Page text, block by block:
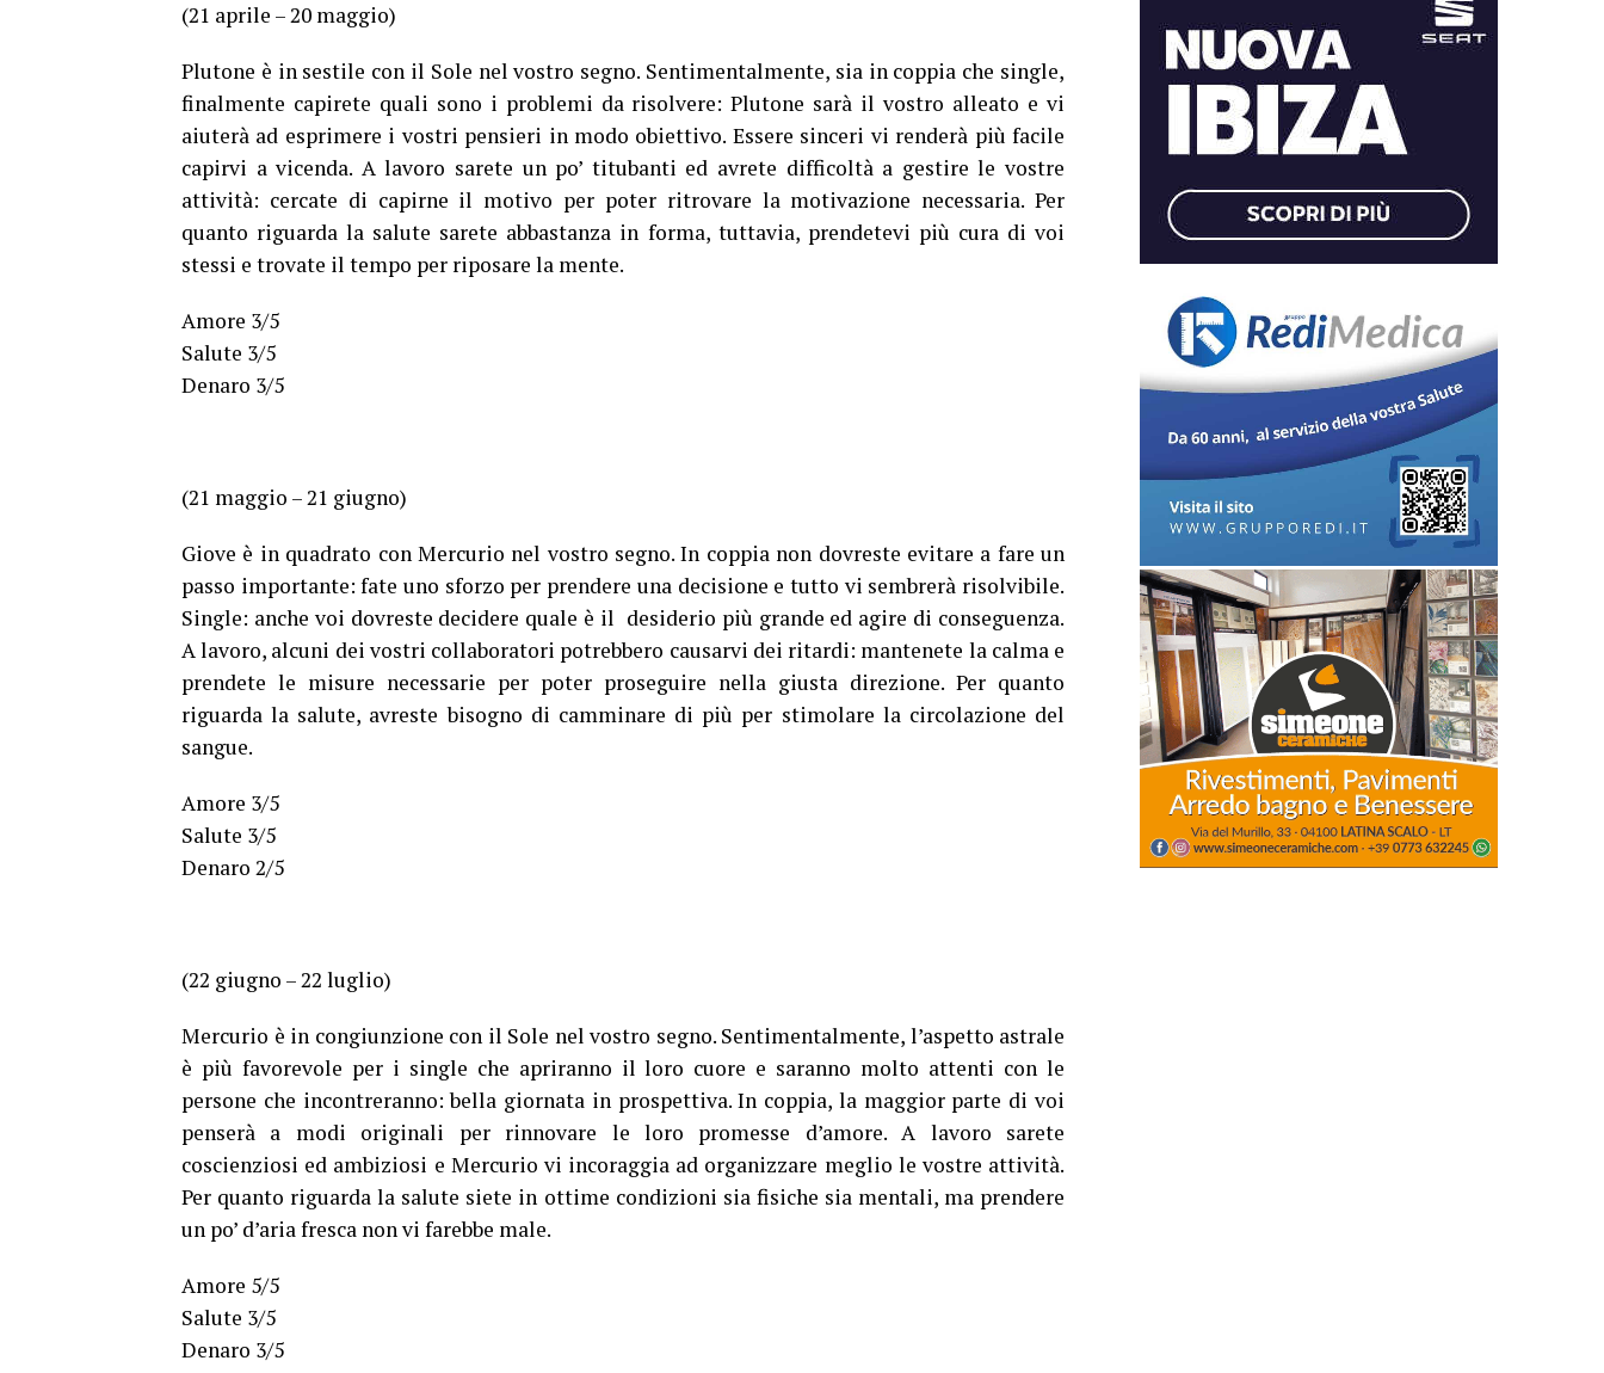
(21 aprile – 20 maggio)
Plutone è in sestile con il Sole nel vostro segno. Sentimentalmente, sia in coppia che single,
finalmente capirete quali sono i problemi da risolvere: Plutone sarà il vostro alleato e vi
aiuterà ad esprimere i vostri pensieri in modo obiettivo. Essere sinceri vi renderà più facile
capirvi a vicenda. A lavoro sarete un po’ titubanti ed avrete difficoltà a gestire le vostre
attività: cercate di capirne il motivo per poter ritrovare la motivazione necessaria. Per
quanto riguarda la salute sarete abbastanza in forma, tuttavia, prendetevi più cura di voi
stessi e trovate il tempo per riposare la mente.
Amore 3/5
Salute 3/5
Denaro 3/5
(21 maggio – 21 giugno)
Giove è in quadrato con Mercurio nel vostro segno. In coppia non dovreste evitare a fare un
passo importante: fate uno sforzo per prendere una decisione e tutto vi sembrerà risolvibile.
Single: anche voi dovreste decidere quale è il desiderio più grande ed agire di conseguenza.
A lavoro, alcuni dei vostri collaboratori potrebbero causarvi dei ritardi: mantenete la calma e
prendete le misure necessarie per poter proseguire nella giusta direzione. Per quanto
riguarda la salute, avreste bisogno di camminare di più per stimolare la circolazione del
sangue.
Amore 3/5
Salute 3/5
Denaro 2/5
(22 giugno – 22 luglio)
Mercurio è in congiunzione con il Sole nel vostro segno. Sentimentalmente, l’aspetto astrale
è più favorevole per i single che apriranno il loro cuore e saranno molto attenti con le
persone che incontreranno: bella giornata in prospettiva. In coppia, la maggior parte di voi
penserà a modi originali per rinnovare le loro promesse d’amore. A lavoro sarete
coscienziosi ed ambiziosi e Mercurio vi incoraggia ad organizzare meglio le vostre attività.
Per quanto riguarda la salute siete in ottime condizioni sia fisiche sia mentali, ma prendere
un po’ d’aria fresca non vi farebbe male.
Amore 5/5
Salute 3/5
Denaro 3/5